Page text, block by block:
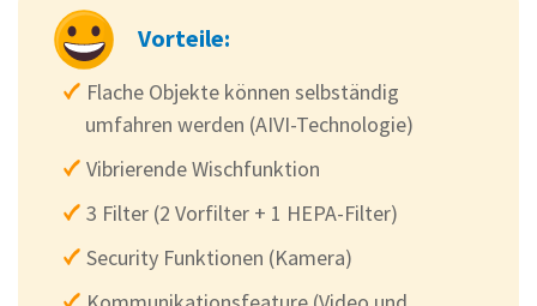
Vorteile:
Flache Objekte können selbständig
umfahren werden (AIVI-Technologie)
Vibrierende Wischfunktion
3 Filter (2 Vorfilter + 1 HEPA-Filter)
Security Funktionen (Kamera)